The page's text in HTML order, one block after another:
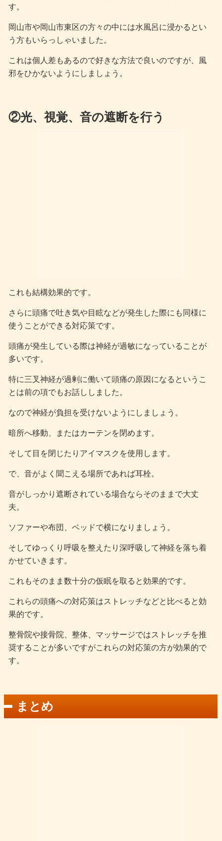
す。
岡山市や岡山市東区の方々の中には水風呂に浸かるとい
う方もいらっしゃいました。
これは個人差もあるので好きな方法で良いのですが、風
邪をひかないようにしましょう。
②光、視覚、音の遮断を行う
これも結構効果的です。
さらに頭痛で吐き気や目眩などが発生した際にも同様に
使うことができる対応策です。
頭痛が発生している際は神経が過敏になっていることが
多いです。
特に三叉神経が過剰に働いて頭痛の原因になるというこ
とは前の項でもお話ししました。
なので神経が負担を受けないようにしましょう。
暗所へ移動、またはカーテンを閉めます。
そして目を閉じたりアイマスクを使用します。
で、音がよく聞こえる場所であれば耳栓。
音がしっかり遮断されている場合ならそのままで大丈
夫。
ソファーや布団、ベッドで横になりましょう。
そしてゆっくり呼吸を整えたり深呼吸して神経を落ち着
かせていきます。
これもそのまま数十分の仮眠を取ると効果的です。
これらの頭痛への対応策はストレッチなどと比べると効
果的です。
整骨院や接骨院、整体、マッサージではストレッチを推
奨することが多いですがこれらの対応策の方が効果的で
す。
まとめ